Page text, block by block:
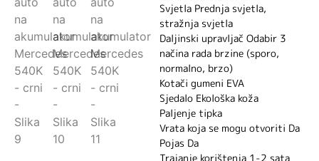
Svjetla Prednja svjetla,
stražnja svjetla
Daljinski upravljač Odabir 3
načina rada brzine (sporo,
normalno, brzo)
Kotači gumeni EVA
Sjedalo Ekološka koža
Paljenje tipka
Vrata koja se mogu otvoriti Da
Pojas Da
Trajanje korištenja 1-2 sata